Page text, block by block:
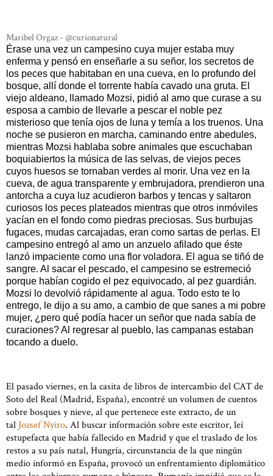
Maribel Orgaz - @curionatural
Érase una vez un campesino cuya mujer estaba muy
enferma y pensó en enseñarle a su señor, los secretos de
los peces que habitaban en una cueva, en lo profundo del
bosque, allí donde el torrente había cavado una gruta. El
viejo aldeano, llamado Mozsi, pidió al amo que curase a su
esposa a cambio de llevarle a pescar el noble pez
misterioso que tenía ojos de luna y temía a los truenos. Una
noche se pusieron en marcha, caminando entre abedules,
mientras Mozsi hablaba sobre animales que escuchaban
boquiabiertos la música de las selvas, de viejos peces
cuyos huesos se tornaban verdes al morir. Una vez en la
cueva, de agua transparente y embrujadora, prendieron una
antorcha a cuya luz acudieron barbos y tencas y saltaron
curiosos los peces plateados mientras que otros inmóviles
yacían en el fondo como piedras preciosas. Sus burbujas
fugaces, mudas carcajadas, eran como sartas de perlas. El
campesino entregó al amo un anzuelo afilado que éste
lanzó impaciente como una flor voladora. El agua se tiñó de
sangre. Al sacar el pescado, el campesino se estremeció
porque habían cogido el pez equivocado, al pez guardián.
Mozsi lo devolvió rápidamente al agua. Todo esto te lo
entrego, le dijo a su amo, a cambio de que sanes a mi pobre
mujer, ¿pero qué podía hacer un señor que nada sabía de
curaciones? Al regresar al pueblo, las campanas estaban
tocando a duelo.
El pasado viernes, en la casita de libros de intercambio del CAT de
Soto del Real (Madrid, España), encontré un volumen de cuentos
sobre bosques y nieve, al que pertenece este extracto, de un
tal Jozsef Nyiro. Al buscar información sobre este escritor, leí
estupefacta que había fallecido en Madrid y que el traslado de los
restos a su país natal, Hungría, circunstancia de la que ningún
medio informó en España, provocó un enfrentamiento diplomático